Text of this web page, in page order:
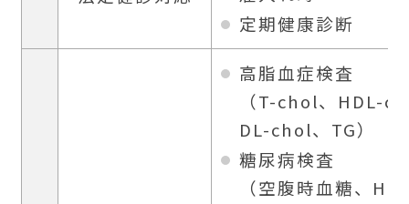
定期健康診断
高脂血症検査
（T-chol、HDL-
DL-chol、TG）
糖尿病検査
（空腹時血糖、